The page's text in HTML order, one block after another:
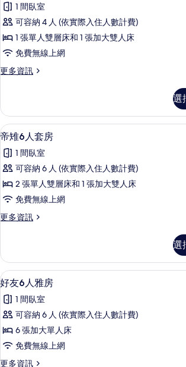
相
片
的
詳
團
圓
4
人
雅
的
所
有
相
片
1 間臥室
可容納 4 人 (依實際入住人數計費)
1 張單人雙層床和 1 張加大雙人床
免費無線上網
更多資訊
更
4
人
雅
的
詳
選
顯
示
帝
雉
6
人
套
的
所
有
相
片
3
帝雉6人套房
1 間臥室
可容納 6 人 (依實際入住人數計費)
2 張單人雙層床和 1 張加大雙人床
免費無線上網
更多資訊
更
6
人
套
房
的
詳
選
顯
示
好
友
6
人
2
好友6人雅房
1 間臥室
可容納 6 人 (依實際入住人數計費)
6 張加大單人床
免費無線上網
更多資訊
更